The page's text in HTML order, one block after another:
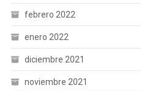
febrero 2022
enero 2022
diciembre 2021
noviembre 2021